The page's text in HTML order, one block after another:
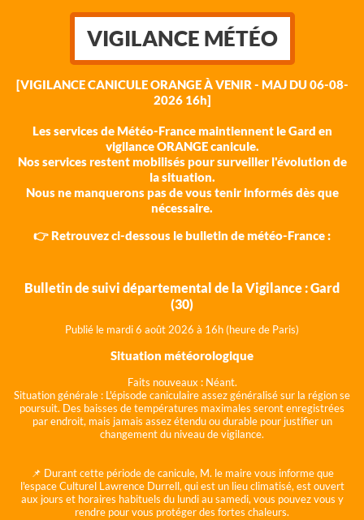
VIGILANCE MÉTÉO
[VIGILANCE CANICULE ORANGE À VENIR - MAJ DU 06-08-
2026 16h]
Les services de Météo-France maintiennent le Gard en
vigilance ORANGE canicule.
Nos services restent mobilisés pour surveiller l'évolution de
la situation.
Nous ne manquerons pas de vous tenir informés dès que
nécessaire.
👉 Retrouvez ci-dessous le bulletin de météo-France :
Bulletin de suivi départemental de la Vigilance : Gard
(30)
Publié le mardi 6 août 2026 à 16h (heure de Paris)
Situation météorologique
Faits nouveaux : Néant.
Situation générale : L'épisode caniculaire assez généralisé sur la région se
poursuit. Des baisses de températures maximales seront enregistrées
par endroit, mais jamais assez étendu ou durable pour justifier un
changement du niveau de vigilance.
📌 Durant cette période de canicule, M. le maire vous informe que
l'espace Culturel Lawrence Durrell, qui est un lieu climatisé, est ouvert
aux jours et horaires habituels du lundi au samedi, vous pouvez vous y
rendre pour vous protéger des fortes chaleurs.